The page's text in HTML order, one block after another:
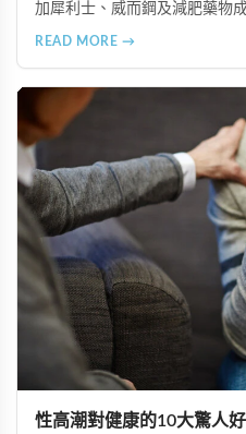
加犀利士、威而鋼及減肥藥物
READ MORE →
性高潮對健康的10大驚人